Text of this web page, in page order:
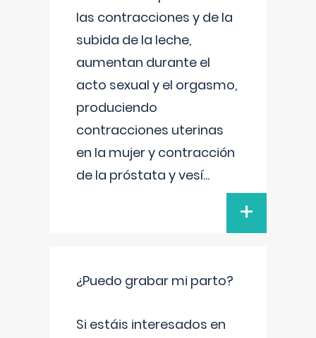
las contracciones y de la
subida de la leche,
aumentan durante el
acto sexual y el orgasmo,
produciendo
contracciones uterinas
en la mujer y contracción
de la próstata y vesí...
+
¿Puedo grabar mi parto?
Si estáis interesados en